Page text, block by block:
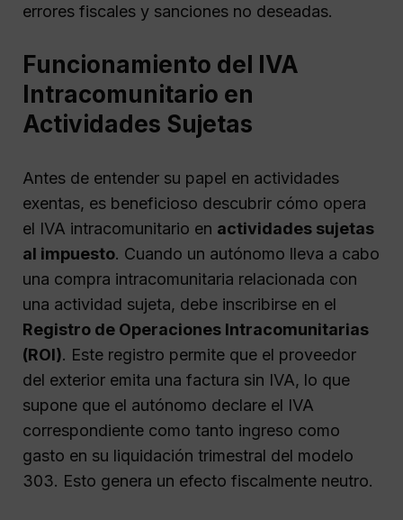
errores fiscales y sanciones no deseadas.
Funcionamiento del IVA
Intracomunitario en
Actividades Sujetas
Antes de entender su papel en actividades
exentas, es beneficioso descubrir cómo opera
el IVA intracomunitario en actividades sujetas
al impuesto. Cuando un autónomo lleva a cabo
una compra intracomunitaria relacionada con
una actividad sujeta, debe inscribirse en el
Registro de Operaciones Intracomunitarias
(ROI). Este registro permite que el proveedor
del exterior emita una factura sin IVA, lo que
supone que el autónomo declare el IVA
correspondiente como tanto ingreso como
gasto en su liquidación trimestral del modelo
303. Esto genera un efecto fiscalmente neutro.